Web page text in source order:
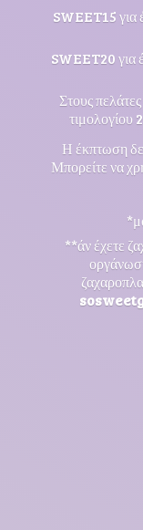
SWEET15 για
SWEET20 για
Στους
τιμολογίου
Η έκπτωση
Μπορείτε να
**άν έχετε